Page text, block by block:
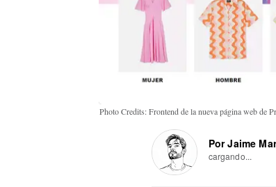
Photo Credits: Frontend de la nueva página web de
Por Jaime
cargando...